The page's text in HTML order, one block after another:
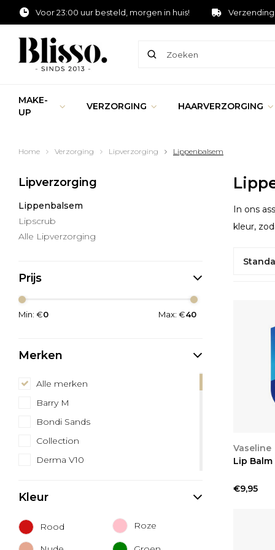
Voor 23:00 uur besteld, morgen in huis!
MAKE-
UP
VERZORGING HAARVERZORGING
Home Verzorging Lipverzorging Lippenbalsem
Lipverzorging
Lippenbalsem
Lipscrub
Alle Lipverzorging
Prijs
Min: €0 Max: €40
Merken
Alle merken
Barry M
Bondi Sands
Collection
Derma V10
Hawaiian Tropic
Kleur
Rood Roze
In ons
kleur,
Vaseline
Lip
€9,95